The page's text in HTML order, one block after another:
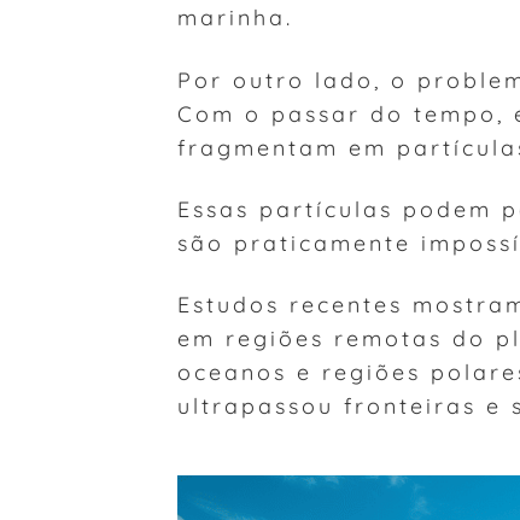
marinha.
Por outro lado, o
Com o passar do tempo,
fragmentam em
Essas partículas podem
são praticamente
Estudos recentes
em regiões remotas do
oceanos e regiões
ultrapassou fronteiras e